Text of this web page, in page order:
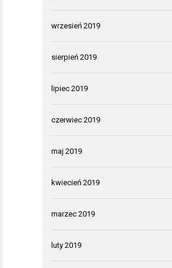
wrzesień 2019
sierpień 2019
lipiec 2019
czerwiec 2019
maj 2019
kwiecień 2019
marzec 2019
luty 2019